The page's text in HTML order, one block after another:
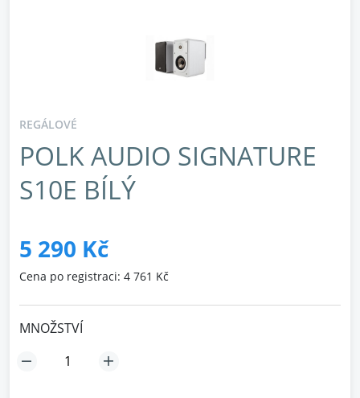
REGÁLOVÉ
POLK AUDIO SIGNATURE
S10E BÍLÝ
5 290 Kč
Cena po registraci: 4 761 Kč
MNOŽSTVÍ